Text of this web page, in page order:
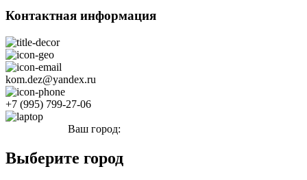
Контактная информация
kom.dez@yandex.ru
+7 (995) 799-27-06
Ваш город:
Выберите город